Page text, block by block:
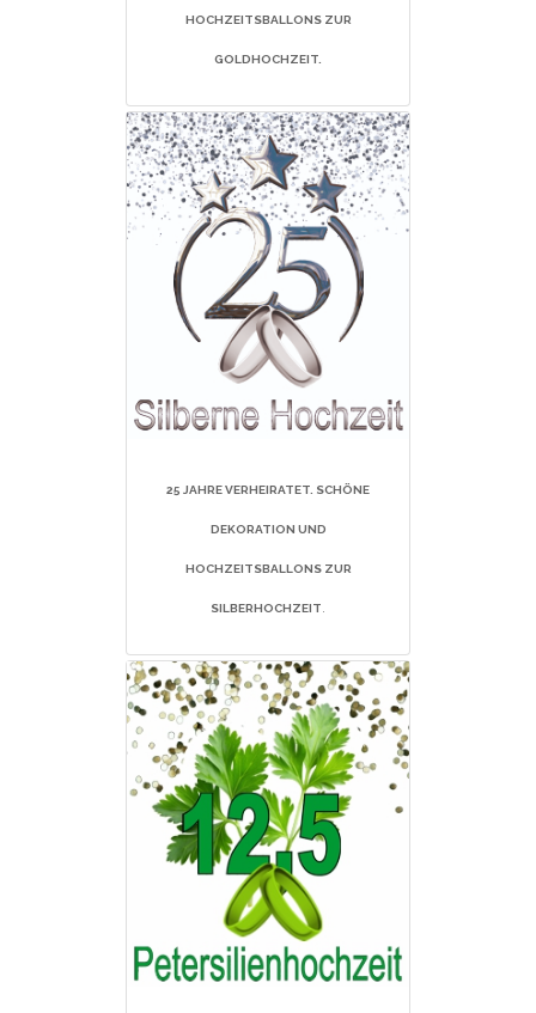
HOCHZEITSBALLONS ZUR
GOLDHOCHZEIT.
25 JAHRE VERHEIRATET. SCHÖNE
DEKORATION UND
HOCHZEITSBALLONS ZUR
SILBERHOCHZEIT